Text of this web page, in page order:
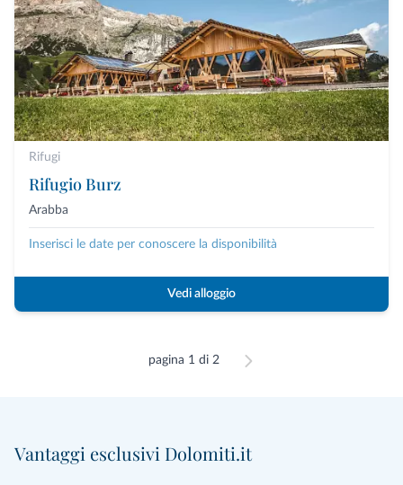
Rifugi
Rifugio Burz
Arabba
Inserisci le date per conoscere la disponibilità
Vedi alloggio
pagina 1 di 2
Vantaggi esclusivi Dolomiti.it